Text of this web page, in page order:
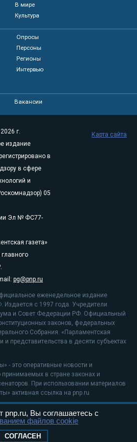
В мире
Культура
Опросы
Персоны
Регионы
Интервью
Вакансии
г.
издание
в
в сфере
и
05
Эл № ФС77-
газета»
pg@pnp.ru
еженедельное издание
Издается с 1997 года. Учредители
и Совет Федерации РФ. Официальный
законов, федеральных
Собрания. «Парламентская
и представительства в десяти субъектах
- это оперативные новости и
в стране законах и
При использовании материалов
активная ссылка на pnp.ru
применяютсярекомендательные
данных
Карта сайта
pnp.ru, Вы соглашаетесь с
файлов cookie
СОГЛАСЕН